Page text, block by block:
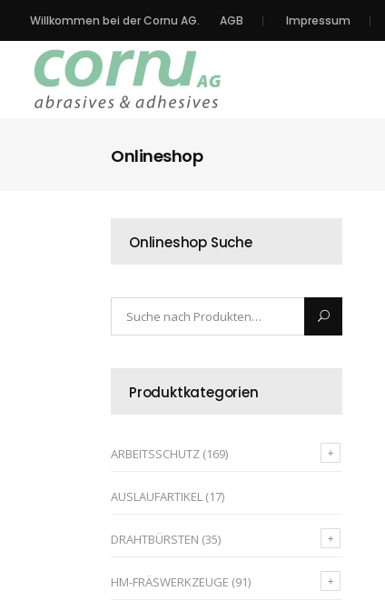
Willkommen bei der Cornu AG. AGB Impressum
Onlineshop
Onlineshop Suche
Produktkategorien
ARBEITSSCHUTZ (169)
AUSLAUFARTIKEL (17)
DRAHTBÜRSTEN (35)
HM-FRÄSWERKZEUGE (91)